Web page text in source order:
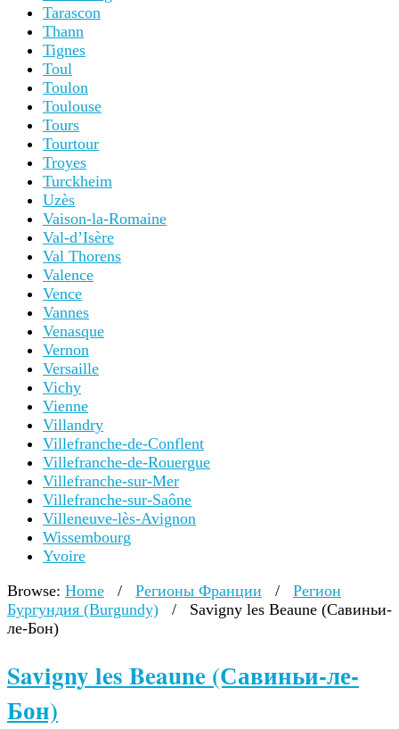
Tarascon
Thann
Tignes
Toul
Toulon
Toulouse
Tours
Tourtour
Troyes
Turckheim
Uzès
Vaison-la-Romaine
Val-d’Isère
Val Thorens
Valence
Vence
Vannes
Venasque
Vernon
Versaille
Vichy
Vienne
Villandry
Villefranche-de-Conflent
Villefranche-de-Rouergue
Villefranche-sur-Mer
Villefranche-sur-Saône
Villeneuve-lès-Avignon
Wissembourg
Yvoire
Browse: Home / Регионы Франции /
Регион
Бургундия (Burgundy)
/
Savigny les Beaune (Савиньи-
ле-Бон)
Savigny les Beaune (Савиньи-ле-
Бон)